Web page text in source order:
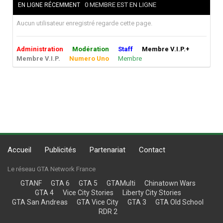
EN LIGNE RÉCEMMENT 0 MEMBRE EST EN LIGNE
Aucun utilisateur enregistré regarde cette page.
Administration Modération Staff
Membre V.I.P.+
Membre V.I.P.
Numero Uno Membre
Accueil Publicités Partenariat Contact
Le réseau GTA Network France
GTANF GTA 6 GTA 5 GTAMulti
Chinatown Wars
GTA 4
Vice City Stories
Liberty City Stories
GTA San Andreas
GTA Vice City GTA 3
GTA Old School
RDR 2